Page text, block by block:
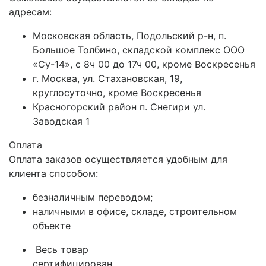
адресам:
Московская область, Подольский р-н, п.
Большое Толбино, складской комплекс ООО
«Су-14», с 8ч 00 до 17ч 00, кроме Воскресенья
г. Москва, ул. Стахановская, 19,
круглосуточно, кроме Воскресенья
Красногорский район п. Снегири ул.
Заводская 1
Оплата
Оплата заказов осуществляется удобным для
клиента способом:
безналичным переводом;
наличными в офисе, складе, строительном
объекте
Весь товар
сертифицирован